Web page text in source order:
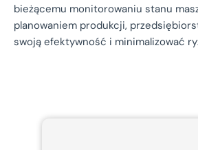
bieżącemu monitorowaniu stanu
planowaniem produkcji,
swoją efektywność i minimalizować